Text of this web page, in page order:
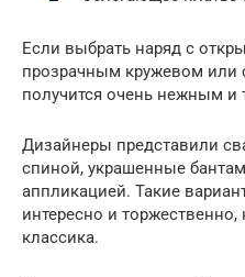
Если выбрать наряд с
прозрачным кружевом или
получится очень нежным и
Дизайнеры представили
спиной, украшенные
аппликацией. Такие
интересно и
классика.